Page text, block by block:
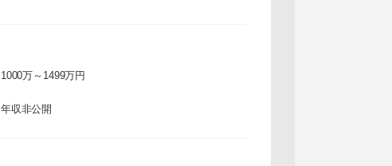
1000万～1499万円
年収非公開